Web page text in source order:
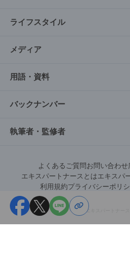
ライフスタイル
メディア
用語・資料
バックナンバー
執筆者・監修者
よくあるご質問お問い合わせ
エキスパートナースとはエキスパ
利用規約プライバシーポリ
©︎エキスパートナース